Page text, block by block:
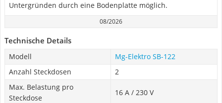
Untergründen durch eine Bodenplatte möglich.
08/2026
Technische Details
Modell
Mg-Elektro ‎SB-122
Anzahl Steckdosen
2
Max. Belastung pro
Steckdose
16 A / 230 V